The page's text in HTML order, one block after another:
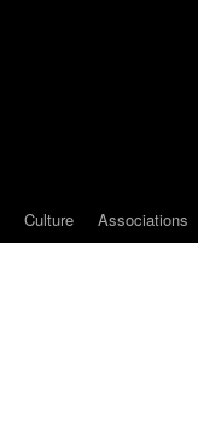
Culture Associations